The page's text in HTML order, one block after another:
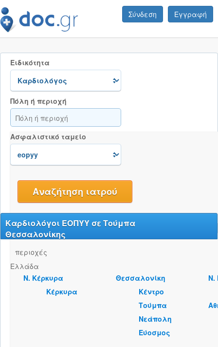
Σύνδεση Εγγραφή
Ειδικότητα
Πόλη ή περιοχή
Ασφαλιστικό ταμείο
Καρδιολόγοι ΕΟΠΥΥ σε Τούμπα
Θεσσαλονίκης
περιοχές
Ελλάδα
Ν. Κέρκυρα
Κέρκυρα
Θεσσαλονίκη
Κέντρο
Τούμπα
Νεάπολη
Εύοσμος
Ν.